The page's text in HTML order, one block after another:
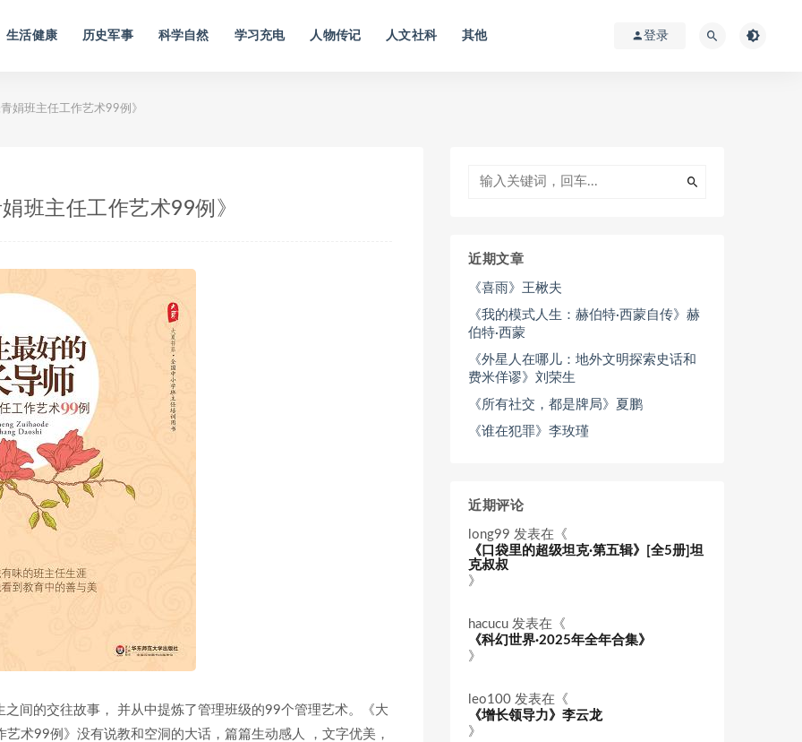
生活健康 历史军事 科学自然 学习充电 人物传记 人文社科 其他 登录
娟班主任工作艺术99例》
班主任工作艺术99例》
间的交往故事， 并从中提炼了管理班级的99个管理艺术。《大
术99例》没有说教和空洞的大话，篇篇生动感人 ，文字优美，
近期文章
《喜雨》王楸夫
《我的模式人生：赫伯特·西蒙自传》赫
伯特·西蒙
《外星人在哪儿：地外文明探索史话和
费米佯谬》刘荣生
《所有社交，都是牌局》夏鹏
《谁在犯罪》李玫瑾
近期评论
long99 发表在《
《口袋里的超级坦克·第五辑》[全5册]坦
克叔叔
》
hacucu 发表在《
《科幻世界·2025年全年合集》
》
leo100 发表在《
《增长领导力》李云龙
》